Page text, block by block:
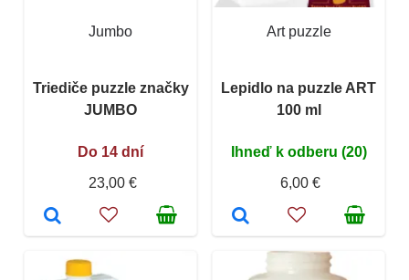
Jumbo
Triediče puzzle značky
JUMBO
Do 14 dní
23,00 €
Art puzzle
Lepidlo na puzzle ART
100 ml
Ihneď k odberu (20)
6,00 €